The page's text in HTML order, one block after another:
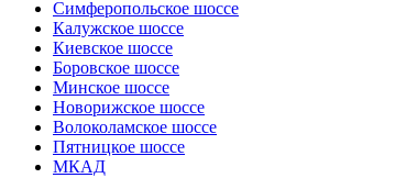
Симферопольское шоссе
Калужское шоссе
Киевское шоссе
Боровское шоссе
Минское шоссе
Новорижское шоссе
Волоколамское шоссе
Пятницкое шоссе
МКАД